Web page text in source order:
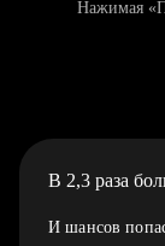
Нажимая
В 2,3 раза
И шансов